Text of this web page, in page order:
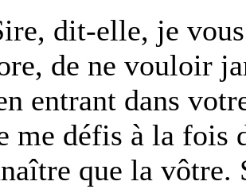
dit-elle, je
de ne vouloir
entrant dans
me défis à la fois
que la vôtre.